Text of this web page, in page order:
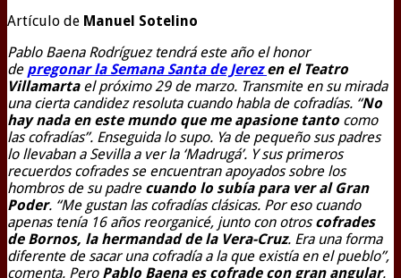
Artículo de Manuel Sotelino
Pablo Baena Rodríguez tendrá este año el honor
de pregonar la Semana Santa de Jerezen el Teatro
Villamartael próximo 29 de marzo. Transmite en su mirada
una cierta candidez resoluta cuando habla de cofradías. “No
hay nada en este mundo que me apasione tanto como
las cofradías”. Enseguida lo supo. Ya de pequeño sus padres
lo llevaban a Sevilla a ver la ‘Madrugá’. Y sus primeros
recuerdos cofrades se encuentran apoyados sobre los
hombros de su padre cuando lo subía para ver al Gran
Poder. “Me gustan las cofradías clásicas. Por eso cuando
apenas tenía 16 años reorganicé, junto con otros cofrades
de Bornos, la hermandad de la Vera-Cruz. Era una forma
diferente de sacar una cofradía a la que existía en el pueblo”,
comenta. Pero Pablo Baena es cofrade con gran angular.